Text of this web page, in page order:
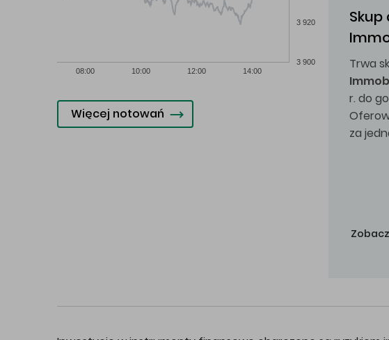
08:00 10:00 12:00 14:00
3 900
3 920
Więcej notowań
Skup
Trwa
r. do
za